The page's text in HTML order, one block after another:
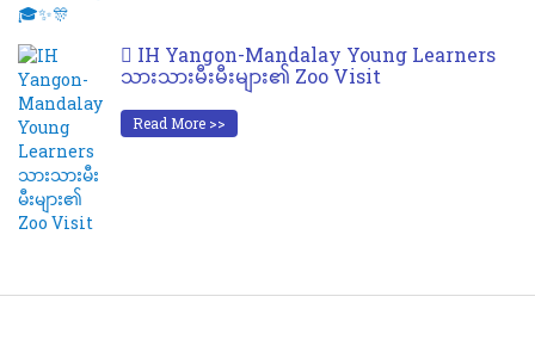
IH Yangon-Mandalay Young Learners
သားသားမီးမီးများ၏ Zoo Visit
Read More >>